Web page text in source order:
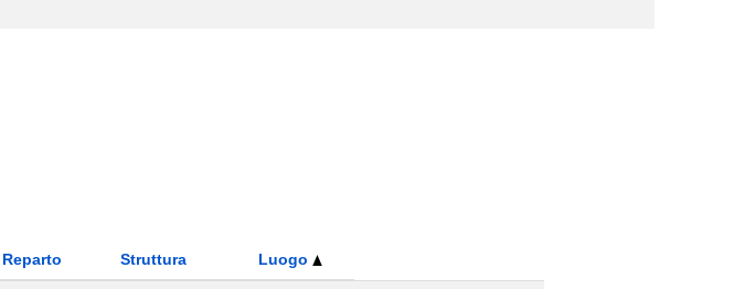
Reparto Struttura Luogo